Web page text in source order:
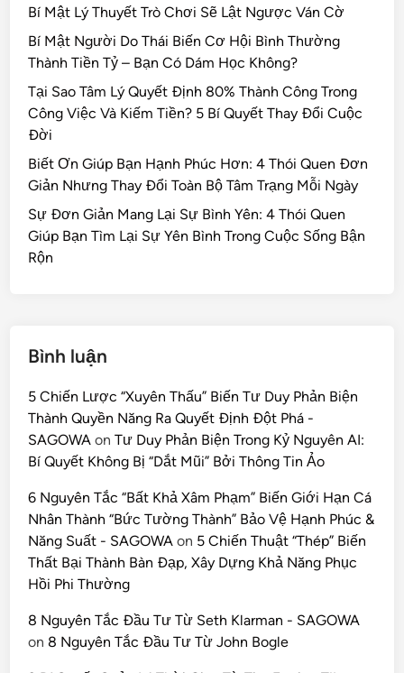
Bí Mật Lý Thuyết Trò Chơi Sẽ Lật Ngược Ván Cờ
Bí Mật Người Do Thái Biến Cơ Hội Bình Thường
Thành Tiền Tỷ – Bạn Có Dám Học Không?
Tại Sao Tâm Lý Quyết Định 80% Thành Công Trong
Công Việc Và Kiếm Tiền? 5 Bí Quyết Thay Đổi Cuộc
Đời
Biết Ơn Giúp Bạn Hạnh Phúc Hơn: 4 Thói Quen Đơn
Giản Nhưng Thay Đổi Toàn Bộ Tâm Trạng Mỗi Ngày
Sự Đơn Giản Mang Lại Sự Bình Yên: 4 Thói Quen
Giúp Bạn Tìm Lại Sự Yên Bình Trong Cuộc Sống Bận
Rộn
Bình luận
5 Chiến Lược “Xuyên Thấu” Biến Tư Duy Phản Biện
Thành Quyền Năng Ra Quyết Định Đột Phá -
SAGOWA onTư Duy Phản Biện Trong Kỷ Nguyên AI:
Bí Quyết Không Bị “Dắt Mũi” Bởi Thông Tin Ảo
6 Nguyên Tắc “Bất Khả Xâm Phạm” Biến Giới Hạn Cá
Nhân Thành “Bức Tường Thành” Bảo Vệ Hạnh Phúc &
Năng Suất - SAGOWA on 5 Chiến Thuật “Thép” Biến
Thất Bại Thành Bàn Đạp, Xây Dựng Khả Năng Phục
Hồi Phi Thường
8 Nguyên Tắc Đầu Tư Từ Seth Klarman - SAGOWA
on 8 Nguyên Tắc Đầu Tư Từ John Bogle